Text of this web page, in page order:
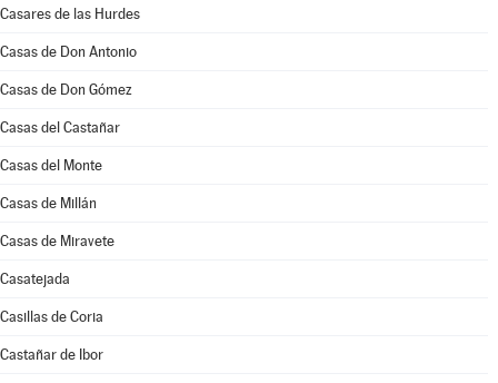
Casares de las Hurdes
Casas de Don Antonio
Casas de Don Gómez
Casas del Castañar
Casas del Monte
Casas de Millán
Casas de Miravete
Casatejada
Casillas de Coria
Castañar de Ibor